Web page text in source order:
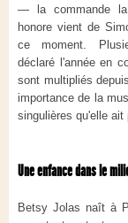
— la commande la
honore vient de
ce moment.
déclaré l'année en
sont multipliés
importance de la
singulières qu'elle ait
Une enfance dans le
Betsy Jolas naît à